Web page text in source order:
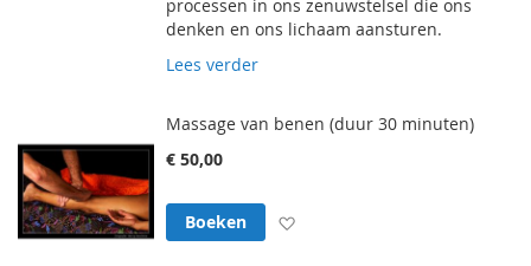
processen in ons zenuwstelsel die ons
denken en ons lichaam aansturen.
Lees verder
Massage van benen (duur 30 minuten)
€ 50,00
Boeken